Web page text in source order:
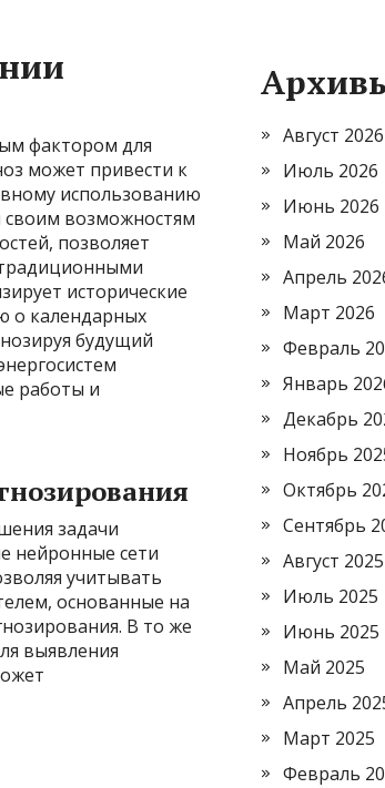
фактором для
может привести к
использованию
своим возможностям
позволяет
исторические
о календарных
будущий
работы и
задачи
нейронные сети
учитывать
основанные на
В то же
выявления
Август 2026
Июль 2026
Июнь 2026
Май 2026
Апрель
Март 2026
Февраль
Январь
Декабрь
Ноябрь
Октябрь
Сентябрь
Август 2025
Июль 2025
Июнь 2025
Май 2025
Апрель
Март 2025
Февраль